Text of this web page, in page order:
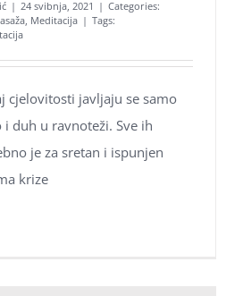
| 24 svibnja, 2021 | Categories:
, Meditacija | Tags:
cjelovitosti javljaju se samo
duh u ravnoteži. Sve ih
je za sretan i ispunjen
krize